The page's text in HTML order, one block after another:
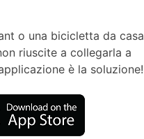
o una bicicletta da casa
riuscite a collegarla a
è la soluzione!